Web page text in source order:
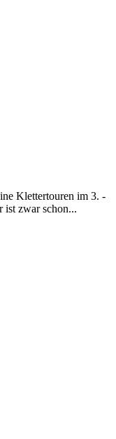
Klettertouren im 3. -
zwar schon...